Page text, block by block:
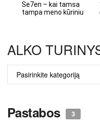
Se7en – kai tamsa
tampa meno kūriniu
ALKO
ALKO
TURINYS
Pastabos 3